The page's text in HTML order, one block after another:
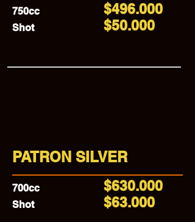
750cc
Shot
$496.000
$50.000
PATRON SILVER
700cc
Shot
$630.000
$63.000